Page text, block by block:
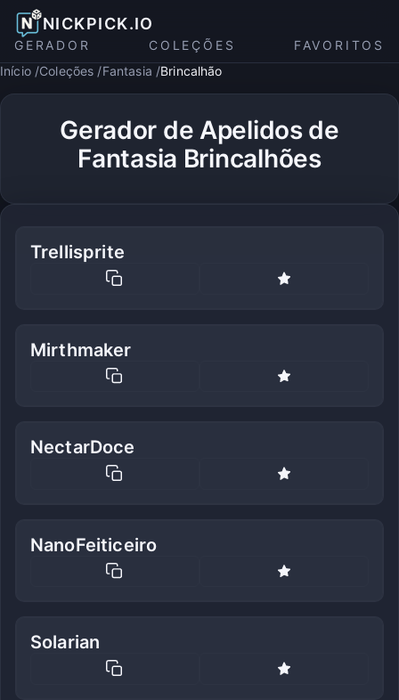
NICKPICK.IO
GERADOR COLEÇÕES
FAVORITOS
Início Coleções Fantasia Brincalhão
Gerador de Apelidos de
Fantasia Brincalhões
Trellisprite
Mirthmaker
NectarDoce
NanoFeiticeiro
Solarian